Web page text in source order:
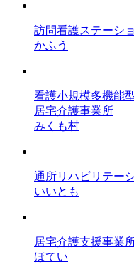
訪問看護ステーシ
かふう
看護小規模多機能
居宅介護事業所
みくも村
通所リハビリテー
いいとも
居宅介護支援事業
ほてい